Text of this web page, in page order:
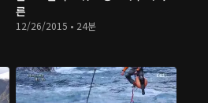
른
12/26/2015 • 24분